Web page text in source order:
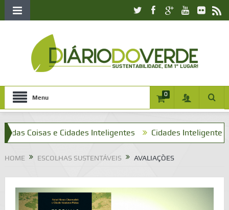
Menu 0
Coisas e Cidades Inteligentes Cidades Inteligentes e o
HOME ESCOLHAS SUSTENTÁVEIS AVALIAÇÕES